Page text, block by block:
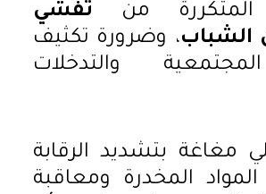
المتكررة من تفشي
الشباب، وضرورة تكثيف
والتدخلات
مغاغة بتشديد الرقابة
المخدرة ومعاقبة